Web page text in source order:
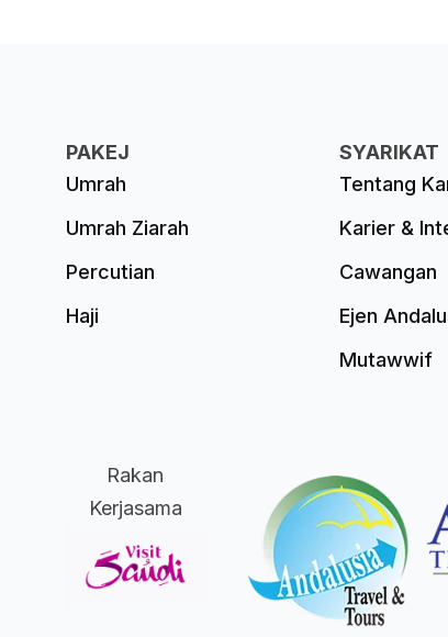
PAKEJ
Umrah
Umrah Ziarah
Percutian
Haji
SYARIKAT
Tentang
Karier &
Cawangan
Ejen
Mutawwif
Rakan
Kerjasama